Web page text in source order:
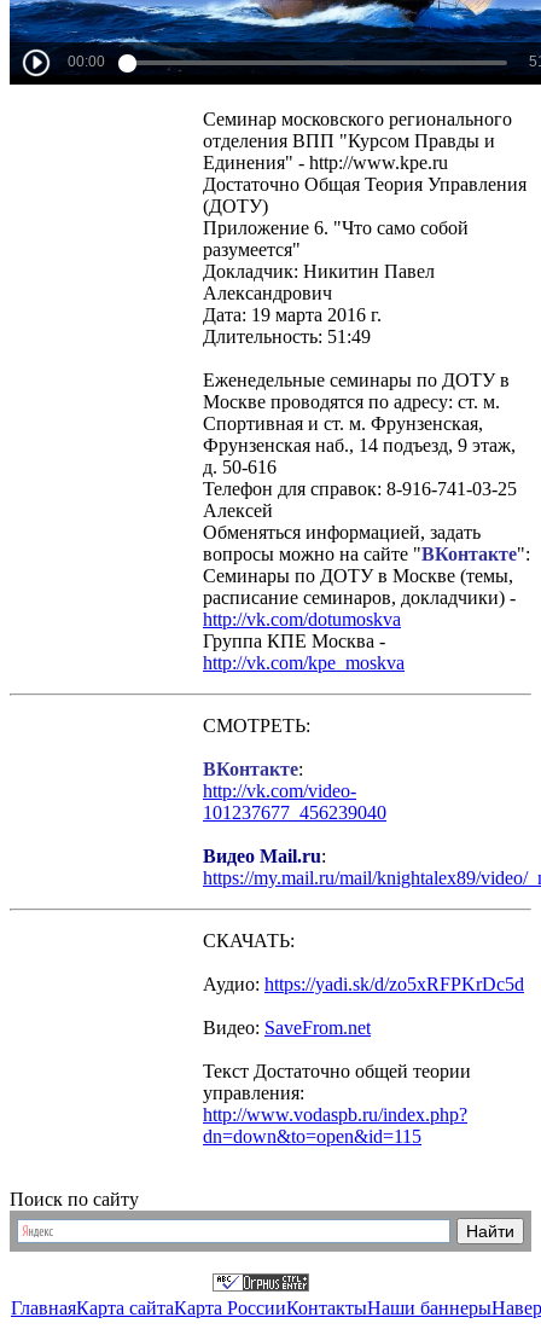
Семинар московского регионального
отделения ВПП "Курсом Правды и
Единения" - http://www.kpe.ru
Достаточно Общая Теория Управления
(ДОТУ)
Приложение 6. "Что само собой
разумеется"
Докладчик: Никитин Павел
Александрович
Дата: 19 марта 2016 г.
Длительность: 51:49
Еженедельные семинары по ДОТУ в
Москве проводятся по адресу: ст. м.
Спортивная и ст. м. Фрунзенская,
Фрунзенская наб., 14 подъезд, 9 этаж,
д. 50-616
Телефон для справок: 8-916-741-03-25
Алексей
Обменяться информацией, задать
вопросы можно на сайте "ВКонтакте":
Семинары по ДОТУ в Москве (темы,
расписание семинаров, докладчики) -
http://vk.com/dotumoskva
Группа КПЕ Москва -
http://vk.com/kpe_moskva
СМОТРЕТЬ:
ВКонтакте:
http://vk.com/video-
101237677_456239040
Видео Mail.ru:
https://my.mail.ru/mail/knightalex89/video/
СКАЧАТЬ:
Аудио: https://yadi.sk/d/zo5xRFPKrDc5d
Видео: SaveFrom.net
Текст Достаточно общей теории
управления:
http://www.vodaspb.ru/index.php?
dn=down&to=open&id=115
Поиск по сайту
ГлавнаяКарта сайтаКарта РоссииКонтактыНаши баннеры